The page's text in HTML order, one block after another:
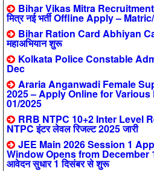
Bihar Vikas Mitra Recruitment
मित्र नई भर्ती Offline Apply –
Bihar Ration Card Abhiyan
महाअभियान शुरू
Kolkata Police Constable
Dec
Araria Anganwadi Female
2025 – Apply Online for
01/2025
RRB NTPC 10+2 Inter Level
NTPC इंटर लेवल रिजल्ट 2025 जारी
JEE Main 2026 Session 1
Window Opens from December
आवेदन सुधार 1 दिसंबर से शुरू